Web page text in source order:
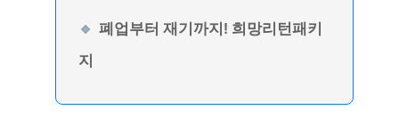
폐업부터 재기까지! 희망리턴패키
지